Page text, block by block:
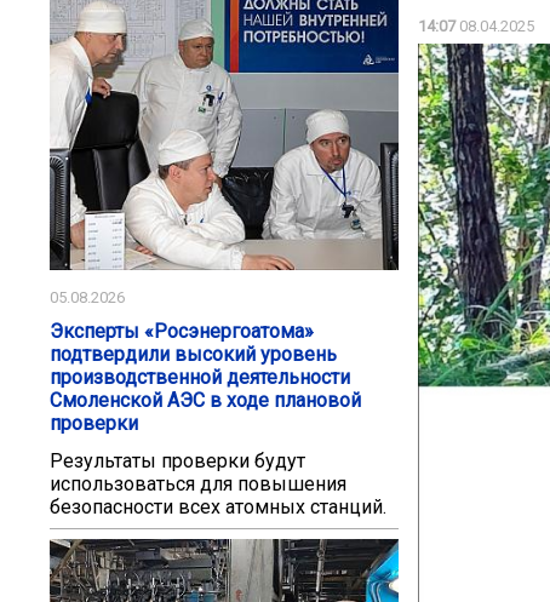
05.08.2026
Эксперты «Росэнергоатома»
подтвердили высокий уровень
производственной деятельности
Смоленской АЭС в ходе плановой
проверки
Результаты проверки будут
использоваться для повышения
безопасности всех атомных станций.
14:0708.04.2025